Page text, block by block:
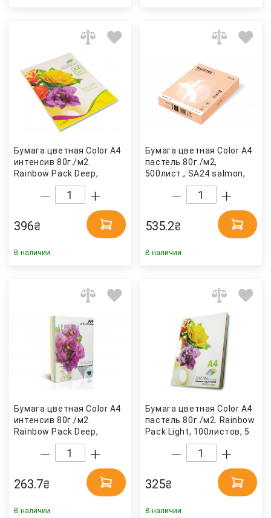
Бумага цветная Color A4
интенсив 80г./м2.
Rainbow Pack Deep,
250листов, 10 цветов
Spectra Color
396₴
В наличии
Бумага цветная Color A4
пастель 80г./м2,
500лист., SA24 salmon,
лосось Mondi
535.2₴
В наличии
Бумага цветная Color A4
интенсив 80г./м2.
Rainbow Pack Deep,
100листов, 5 цветов
Spectra Color
263.7₴
В наличии
Бумага цветная Color A4
пастель 80г./м2. Rainbow
Pack Light, 100листов, 5
цветов Spectra Color
325₴
В наличии